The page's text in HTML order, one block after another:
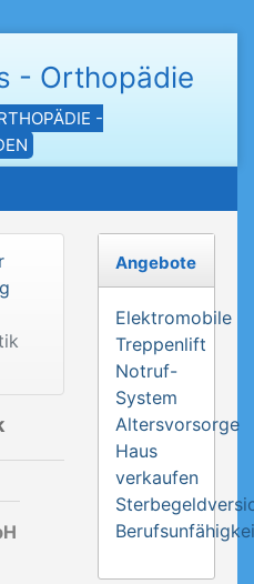
- Orthopädie
-
Angebote
Elektromobile
Treppenlift
Notruf-
System
Altersvorsorge
Haus
verkaufen